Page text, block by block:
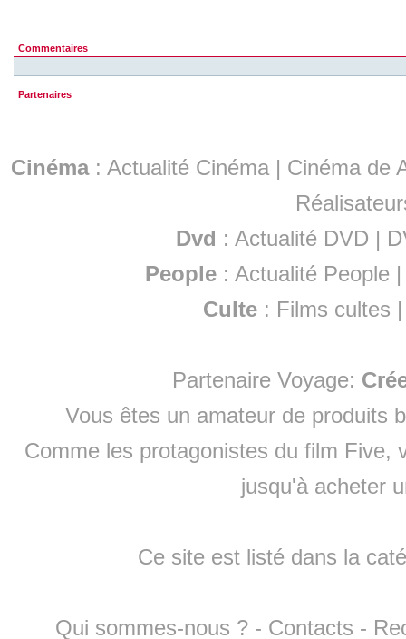
Commentaires
Partenaires
Cinéma: Actualité Cinéma | Cinéma de
Dvd : Actualité DVD |
People :Actualité People
Culte : Films cultes
Partenaire Voyage:
Vous êtes un amateur de produits
Comme les protagonistes du film Five,
jusqu'à acheter
Ce site est listé dans la
Qui sommes-nous ? - Contacts -